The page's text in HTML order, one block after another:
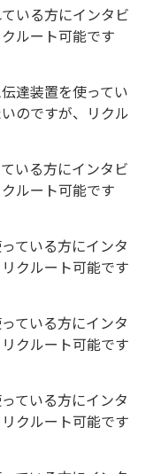
いる方にインタビ
ルート可能です
達装置を使ってい
のですが、リクル
いる方にインタビ
ルート可能です
ている方にインタ
クルート可能です
ている方にインタ
クルート可能です
ている方にインタ
クルート可能です